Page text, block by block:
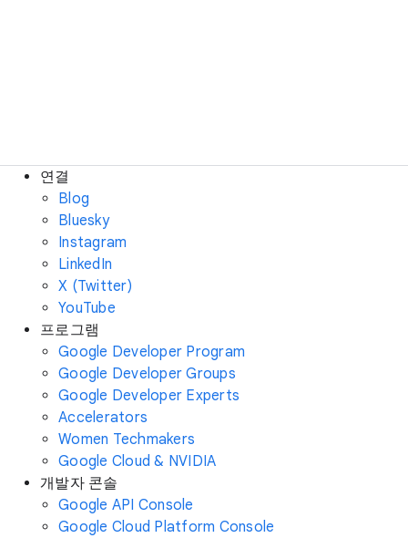
연결
Blog
Bluesky
Instagram
LinkedIn
X (Twitter)
YouTube
프로그램
Google Developer Program
Google Developer Groups
Google Developer Experts
Accelerators
Women Techmakers
Google Cloud & NVIDIA
개발자 콘솔
Google API Console
Google Cloud Platform Console